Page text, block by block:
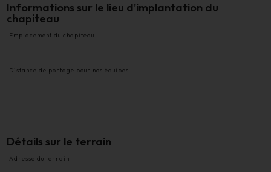
Informations sur le lieu d'implantation du
chapiteau
Emplacement du chapiteau
Distance de portage pour nos équipes
Détails sur le terrain
Adresse du terrain